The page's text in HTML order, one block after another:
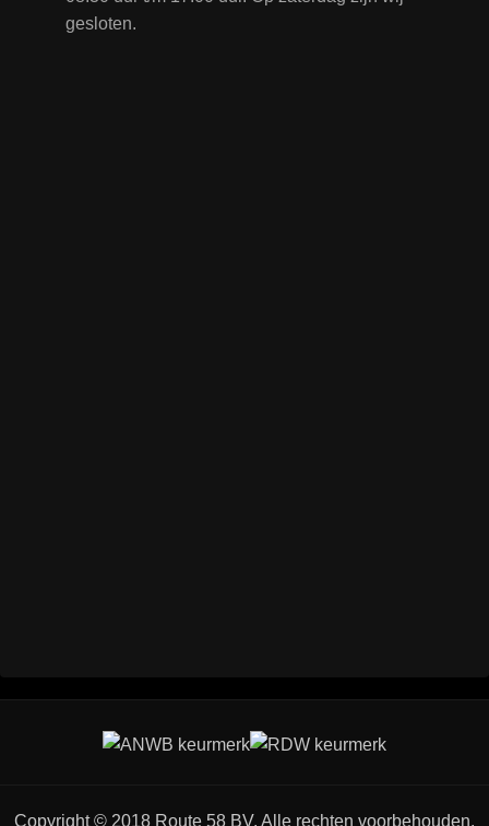
gesloten.
Copyright © 2018 Route 58 BV. Alle rechten voorbehouden.